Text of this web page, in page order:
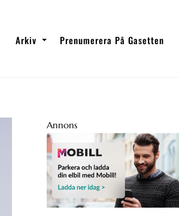
Arkiv Prenumerera På Gasetten
Annons